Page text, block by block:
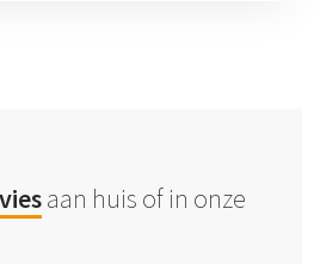
aan huis of in onze